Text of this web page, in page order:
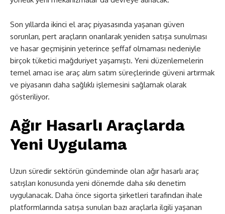
Son yıllarda ikinci el araç piyasasında yaşanan güven
sorunları, pert araçların onarılarak yeniden satışa sunulması
ve hasar geçmişinin yeterince şeffaf olmaması nedeniyle
birçok tüketici mağduriyet yaşamıştı. Yeni düzenlemelerin
temel amacı ise araç alım satım süreçlerinde güveni artırmak
ve piyasanın daha sağlıklı işlemesini sağlamak olarak
gösteriliyor.
Ağır Hasarlı Araçlarda
Yeni Uygulama
Uzun süredir sektörün gündeminde olan ağır hasarlı araç
satışları konusunda yeni dönemde daha sıkı denetim
uygulanacak. Daha önce sigorta şirketleri tarafından ihale
platformlarında satışa sunulan bazı araçlarla ilgili yaşanan